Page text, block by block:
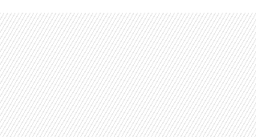
Skip to main content